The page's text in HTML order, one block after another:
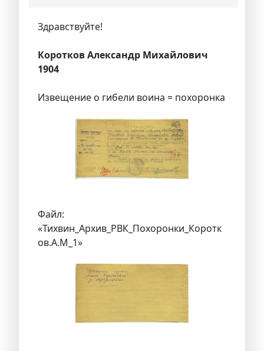
Здравствуйте!
Коротков Александр Михайлович
1904
Извещение о гибели воина = похоронка
Файл:
«Тихвин_Архив_РВК_Похоронки_Коротк
ов.А.М_1»